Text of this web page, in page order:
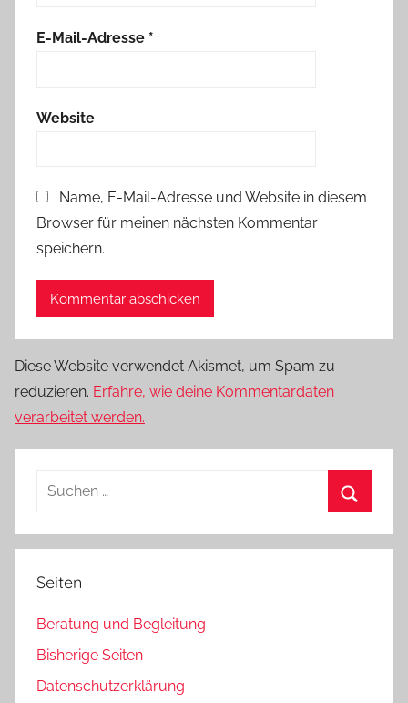
E-Mail-Adresse *
Website
Name, E-Mail-Adresse und Website in diesem
Browser für meinen nächsten Kommentar
speichern.
Diese Website verwendet Akismet, um Spam zu
reduzieren. Erfahre, wie deine Kommentardaten
verarbeitet werden.
Suchen
Seiten
Beratung und Begleitung
Bisherige Seiten
Datenschutzerklärung